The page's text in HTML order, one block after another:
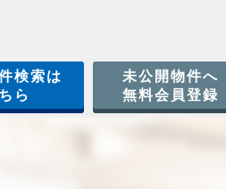
検索は
ら
未公開物件へ
無料会員登録